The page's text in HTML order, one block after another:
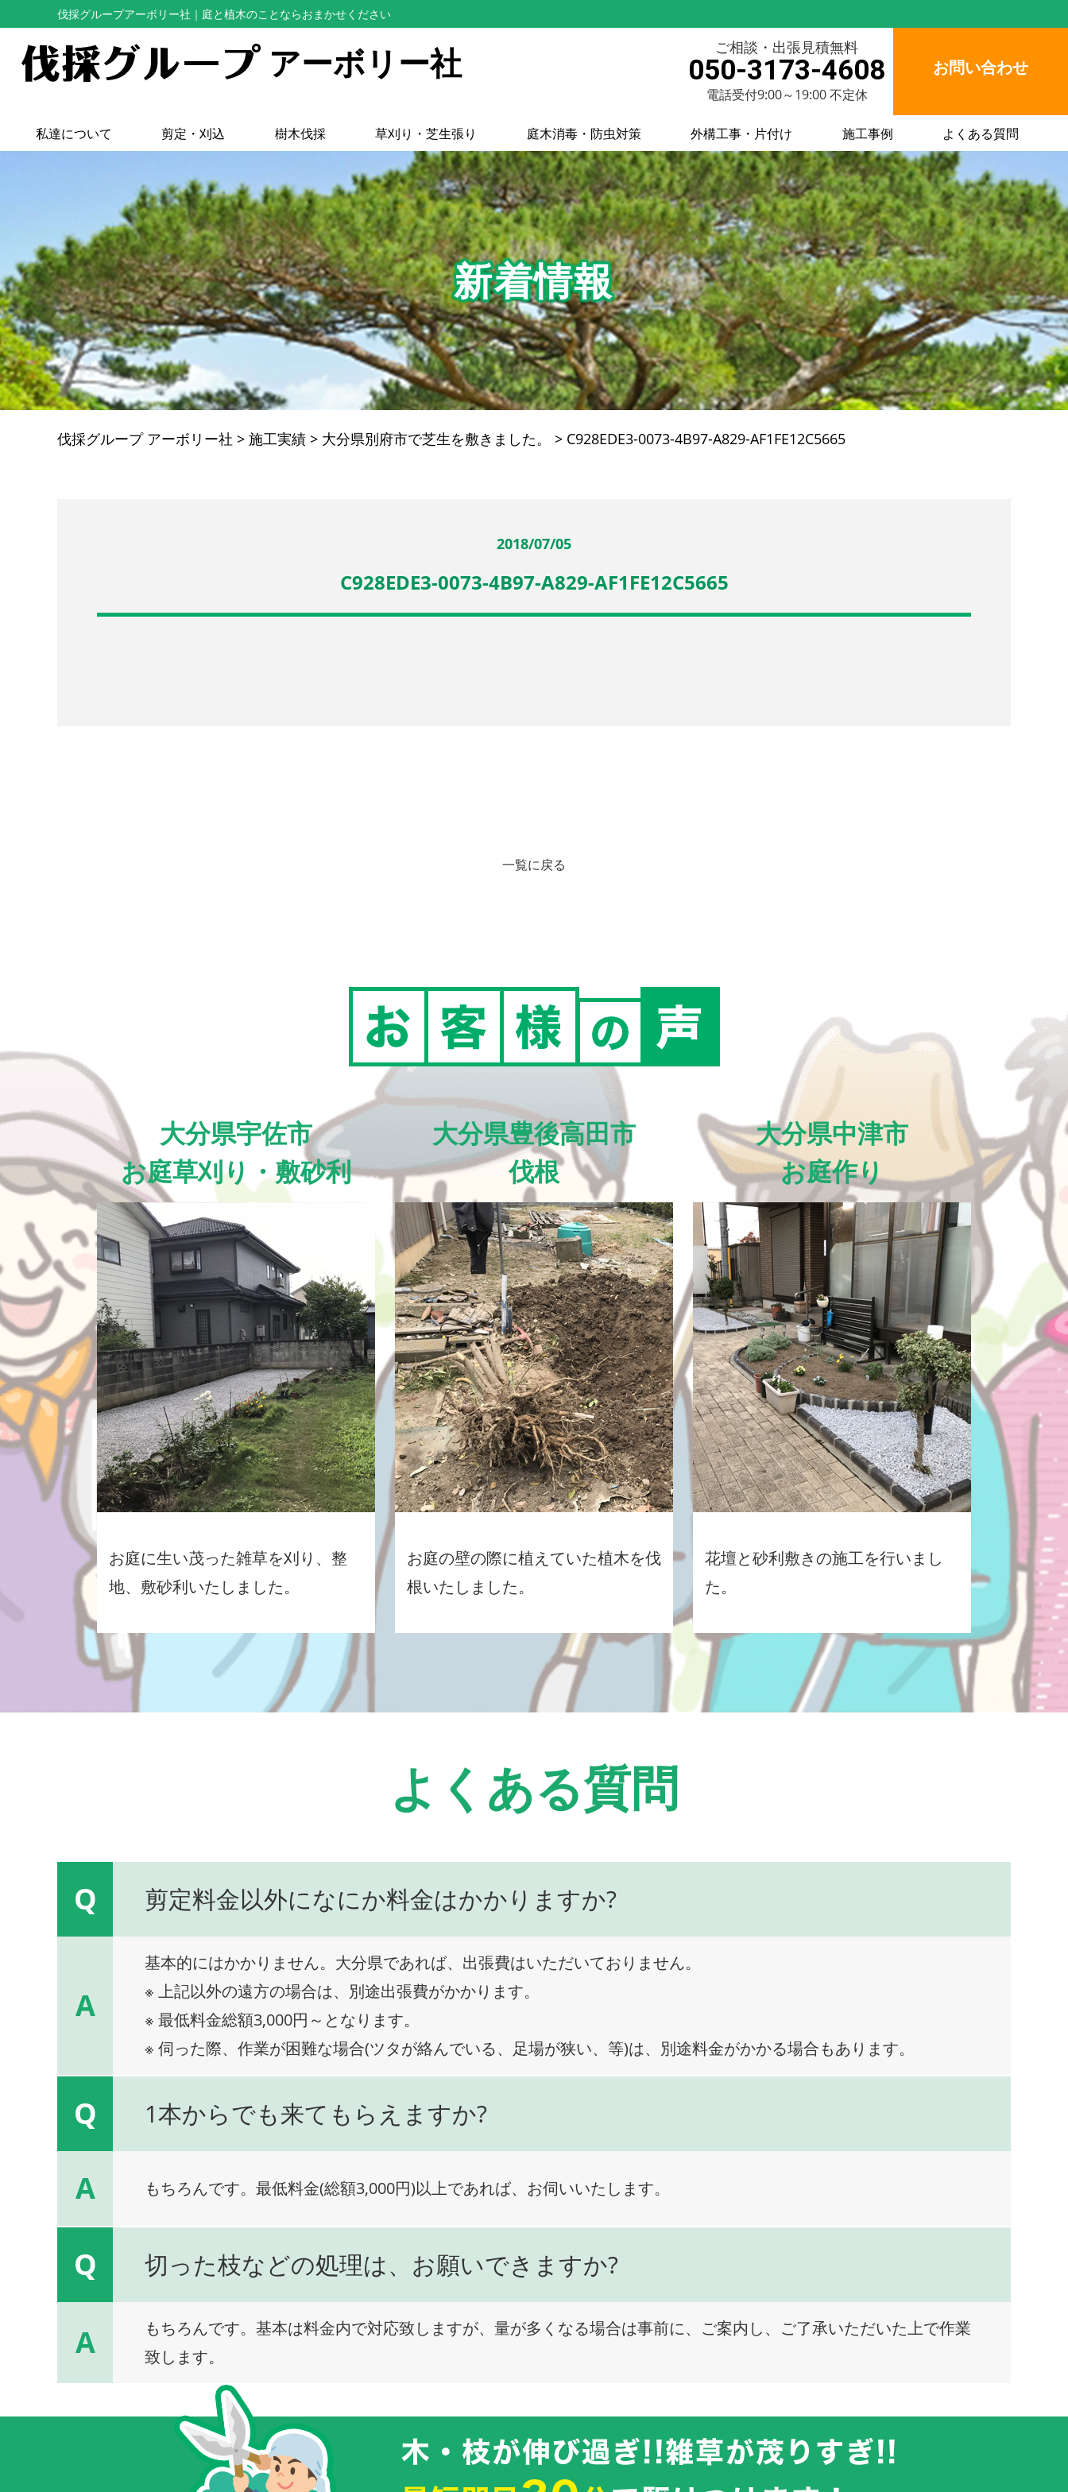
伐採グループアーボリー社 ｜庭と植木のことならおまかせください
アーボリー社 ご相談・出張見積無料
050-3173-4608
電話受付9:00～19:00 不定休
お問い合わせ
私達について 剪定・刈込 樹木伐採 草刈り・芝生張り 庭木消毒・防虫対策 外構工事・片付け 施工事例 よくある質問
新着情報
伐採グループ アーボリー社 > 施工実績 > 大分県別府市で芝生を敷きました。 > C928EDE3-0073-4B97-A829-AF1FE12C5665
2018/07/05
C928EDE3-0073-4B97-A829-AF1FE12C5665
一覧に戻る
大分県宇佐市
お庭草刈り・敷砂利
お庭に生い茂った雑草を刈り、整
地、敷砂利いたしました。
大分県豊後高田市
伐根
お庭の壁の際に植えていた植木を伐
根いたしました。
大分県中津市
お庭作り
花壇と砂利敷きの施工を行いまし
た。
よくある質問
Q 剪定料金以外になにか料金はかかりますか?
A
基本的にはかかりません。大分県であれば、出張費はいただいておりません。
※ 上記以外の遠方の場合は、別途出張費がかかります。
※ 最低料金総額3,000円～となります。
※ 伺った際、作業が困難な場合(ツタが絡んでいる、足場が狭い、等)は、別途料金がかかる場合もあります。
Q 1本からでも来てもらえますか?
A もちろんです。最低料金(総額3,000円)以上であれば、お伺いいたします。
Q 切った枝などの処理は、お願いできますか?
A
もちろんです。基本は料金内で対応致しますが、量が多くなる場合は事前に、ご案内し、ご了承いただいた上で作業
致します。